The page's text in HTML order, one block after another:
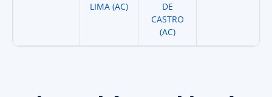
LIMA (AC)
DE
CASTRO
(AC)